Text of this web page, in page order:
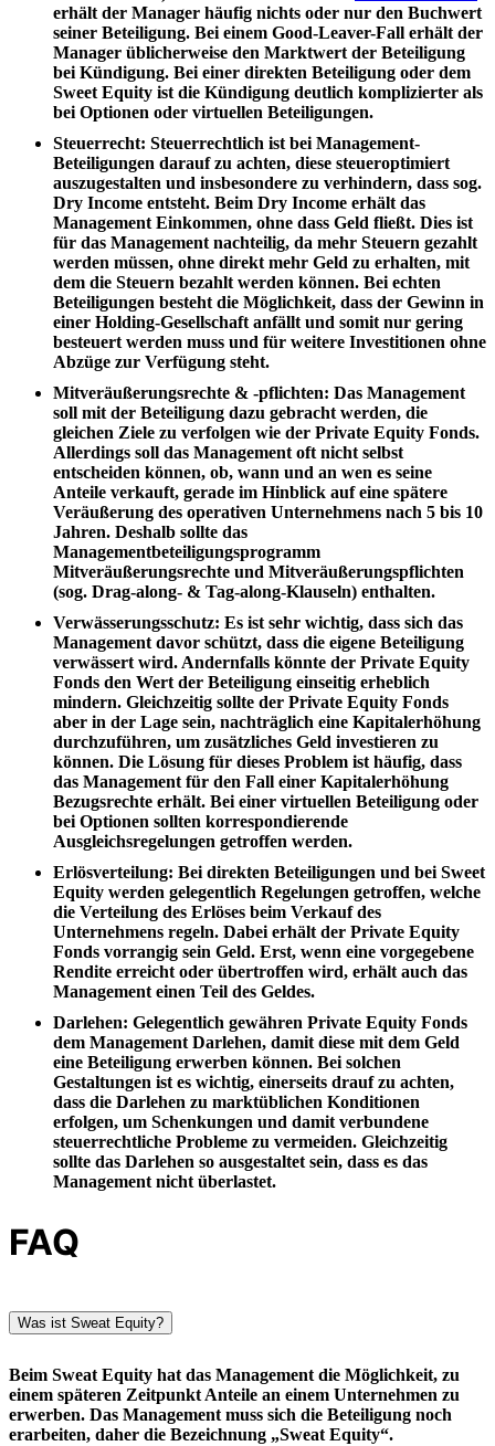
erhält der Manager häufig nichts oder nur den Buchwert
seiner Beteiligung. Bei einem Good-Leaver-Fall erhält der
Manager üblicherweise den Marktwert der Beteiligung
bei Kündigung. Bei einer direkten Beteiligung oder dem
Sweet Equity ist die Kündigung deutlich komplizierter als
bei Optionen oder virtuellen Beteiligungen.
Steuerrecht: Steuerrechtlich ist bei Management-
Beteiligungen darauf zu achten, diese steueroptimiert
auszugestalten und insbesondere zu verhindern, dass sog.
Dry Income entsteht. Beim Dry Income erhält das
Management Einkommen, ohne dass Geld fließt. Dies ist
für das Management nachteilig, da mehr Steuern gezahlt
werden müssen, ohne direkt mehr Geld zu erhalten, mit
dem die Steuern bezahlt werden können. Bei echten
Beteiligungen besteht die Möglichkeit, dass der Gewinn in
einer Holding-Gesellschaft anfällt und somit nur gering
besteuert werden muss und für weitere Investitionen ohne
Abzüge zur Verfügung steht.
Mitveräußerungsrechte & -pflichten: Das Management
soll mit der Beteiligung dazu gebracht werden, die
gleichen Ziele zu verfolgen wie der Private Equity Fonds.
Allerdings soll das Management oft nicht selbst
entscheiden können, ob, wann und an wen es seine
Anteile verkauft, gerade im Hinblick auf eine spätere
Veräußerung des operativen Unternehmens nach 5 bis 10
Jahren. Deshalb sollte das
Managementbeteiligungsprogramm
Mitveräußerungsrechte und Mitveräußerungspflichten
(sog. Drag-along- & Tag-along-Klauseln) enthalten.
Verwässerungsschutz: Es ist sehr wichtig, dass sich das
Management davor schützt, dass die eigene Beteiligung
verwässert wird. Andernfalls könnte der Private Equity
Fonds den Wert der Beteiligung einseitig erheblich
mindern. Gleichzeitig sollte der Private Equity Fonds
aber in der Lage sein, nachträglich eine Kapitalerhöhung
durchzuführen, um zusätzliches Geld investieren zu
können. Die Lösung für dieses Problem ist häufig, dass
das Management für den Fall einer Kapitalerhöhung
Bezugsrechte erhält. Bei einer virtuellen Beteiligung oder
bei Optionen sollten korrespondierende
Ausgleichsregelungen getroffen werden.
Erlösverteilung: Bei direkten Beteiligungen und bei Sweet
Equity werden gelegentlich Regelungen getroffen, welche
die Verteilung des Erlöses beim Verkauf des
Unternehmens regeln. Dabei erhält der Private Equity
Fonds vorrangig sein Geld. Erst, wenn eine vorgegebene
Rendite erreicht oder übertroffen wird, erhält auch das
Management einen Teil des Geldes.
Darlehen: Gelegentlich gewähren Private Equity Fonds
dem Management Darlehen, damit diese mit dem Geld
eine Beteiligung erwerben können. Bei solchen
Gestaltungen ist es wichtig, einerseits drauf zu achten,
dass die Darlehen zu marktüblichen Konditionen
erfolgen, um Schenkungen und damit verbundene
steuerrechtliche Probleme zu vermeiden. Gleichzeitig
sollte das Darlehen so ausgestaltet sein, dass es das
Management nicht überlastet.
FAQ
Was ist Sweat Equity?
Beim Sweat Equity hat das Management die Möglichkeit, zu
einem späteren Zeitpunkt Anteile an einem Unternehmen zu
erwerben. Das Management muss sich die Beteiligung noch
erarbeiten, daher die Bezeichnung „Sweat Equity“.